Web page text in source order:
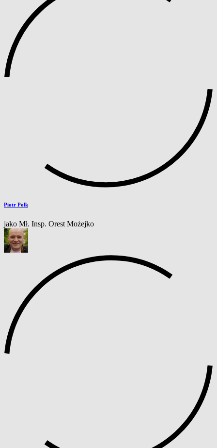
Piotr Polk
jako Mł. Insp. Orest Możejko